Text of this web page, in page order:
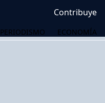
Contribuye
PERIODISMO ECONOMÍA